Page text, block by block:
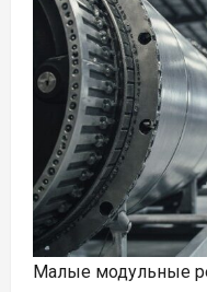
Малые модульные